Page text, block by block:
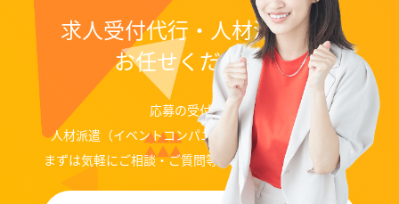
求人受付代行・人材派遣なら
お任せください！
応募の受付代行、
人材派遣（イベントコンパニオン、ディレクター）等
まずは気軽にご相談・ご質問等お問い合わせください。